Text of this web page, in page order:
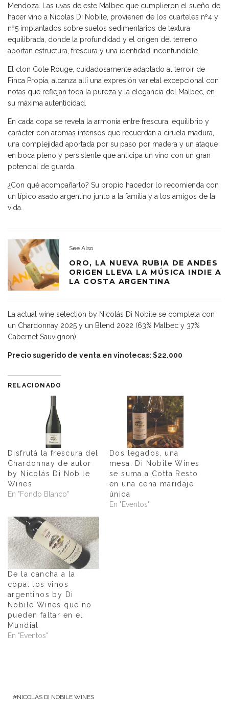
Mendoza. Las uvas de este Malbec que cumplieron el sueño de
hacer vino a Nicolas Di Nobile, provienen de los cuarteles nº4 y
nº5 implantados sobre suelos sedimentarios de textura
equilibrada, donde la profundidad y el origen del terreno
aportan estructura, frescura y una identidad inconfundible.
El clon Cote Rouge, cuidadosamente adaptado al terroir de
Finca Propia, alcanza allí una expresión varietal excepcional con
notas que reflejan toda la pureza y la elegancia del Malbec, en
su máxima autenticidad.
En cada copa se revela la armonía entre frescura, equilibrio y
carácter con aromas intensos que recuerdan a ciruela madura,
una complejidad aportada por su paso por madera y un ataque
en boca pleno y persistente que anticipa un vino con un gran
potencial de guarda.
¿Con qué acompañarlo? Su propio hacedor lo recomienda con
un típico asado argentino junto a la familia y a los amigos de la
vida.
See Also
ORO, LA NUEVA RUBIA DE ANDES
ORIGEN LLEVA LA MÚSICA INDIE A
LA COSTA ARGENTINA
La actual wine selection by Nicolás Di Nobile se completa con
un Chardonnay 2025 y un Blend 2022 (63% Malbec y 37%
Cabernet Sauvignon).
Precio sugerido de venta en vinotecas: $22.000
RELACIONADO
Disfrutá la frescura del
Chardonnay de autor
by Nicolás Di Nobile
Wines
En "Fondo Blanco"
Dos legados, una
mesa: Di Nobile Wines
se suma a Cotta Resto
en una cena maridaje
única
En "Eventos"
De la cancha a la
copa: los vinos
argentinos by Di
Nobile Wines que no
pueden faltar en el
Mundial
En "Eventos"
NICOLÁS DI NOBILE WINES